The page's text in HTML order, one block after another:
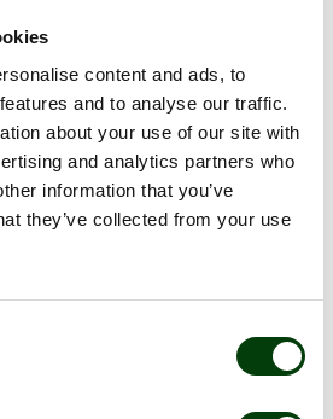
content and ads, to
and to analyse our traffic.
about your use of our site with
and analytics partners who
information that you’ve
they’ve collected from your use
av röstlängd /
of the voting list
/
Approval of the agenda
/
Election of one or
the minutes
blivit behörigen
that the Meeting has been duly
koncernredovisning och
and the consolidated accounts and the